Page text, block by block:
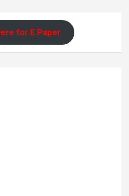
for E Paper